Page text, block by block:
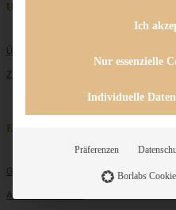
Unternehmen
ÜBER MICH
ZUSAMMENARBEIT
Entdecken
GRUNDLAGEN
ALLE REZEPTE
Ich
Nur essenzielle
Individuelle
Präferenzen
Borlabs